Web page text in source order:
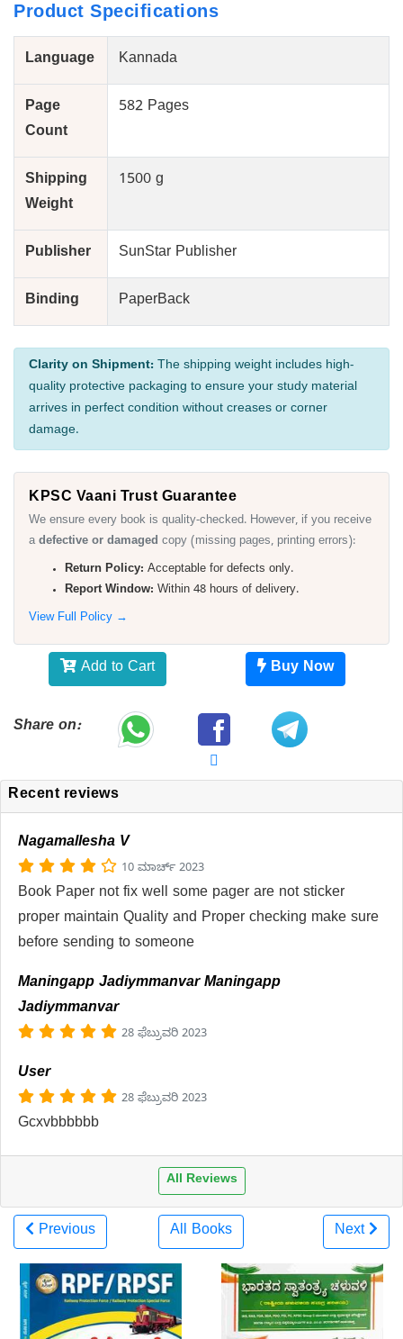
Product Specifications
Language Kannada
Page
Count
582 Pages
Shipping
Weight
1500 g
Publisher SunStar Publisher
Binding PaperBack
Clarity on Shipment: The shipping weight includes high-
quality protective packaging to ensure your study material
arrives in perfect condition without creases or corner
damage.
KPSC Vaani Trust Guarantee
We ensure every book is quality-checked. However, if you receive
adefective or damaged copy (missing pages, printing errors):
Return Policy: Acceptable for defects only.
Report Window: Within 48 hours of delivery.
View Full Policy →
Add to Cart Buy Now
Share on:
Recent reviews
Nagamallesha V
10 ಮಾರ್ಚ್ 2023
Book Paper not fix well some pager are not sticker
proper maintain Quality and Proper checking make sure
before sending to someone
Maningapp Jadiymmanvar Maningapp
Jadiymmanvar
28 ಫೆಬ್ರುವರಿ 2023
User
28 ಫೆಬ್ರುವರಿ 2023
Gcxvbbbbbb
All Reviews
Previous All Books Next